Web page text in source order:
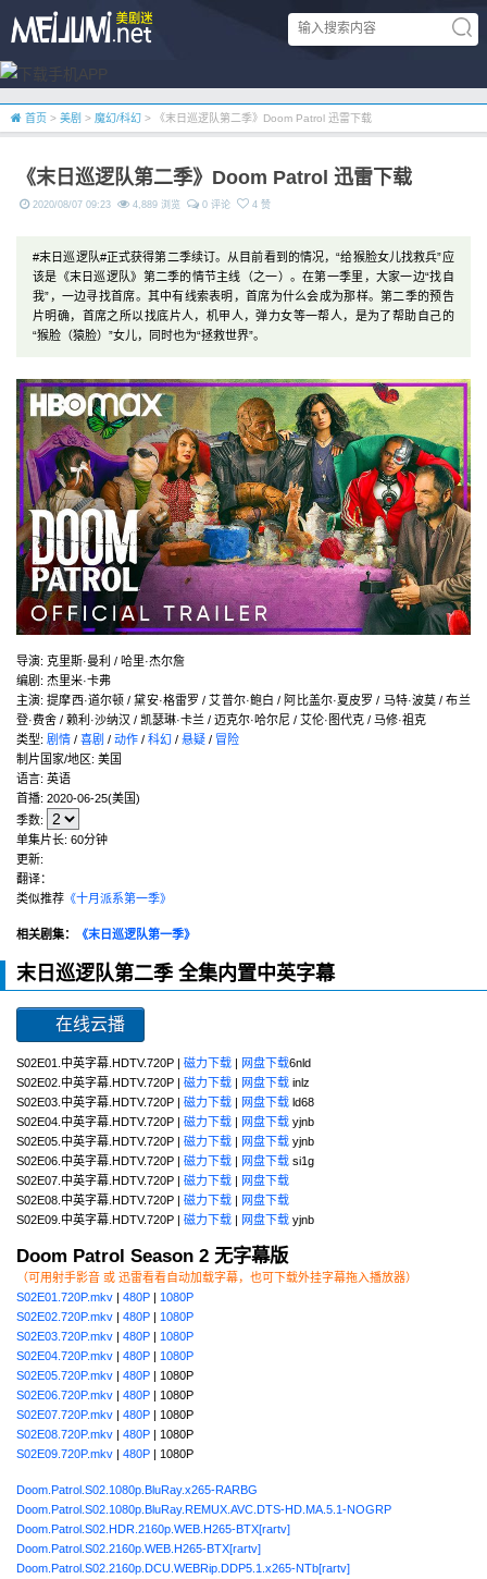
首页 > 美剧 > 魔幻/科幻 > 《末日巡逻队第二季》Doom Patrol 迅雷下载
《末日巡逻队第二季》Doom Patrol 迅雷下载
2020/08/07 09:23 4,889 浏览 0 评论 4 赞
#末日巡逻队#正式获得第二季续订。从目前看到的情况，“给猴脸女儿找救兵”应
该是《末日巡逻队》第二季的情节主线（之一）。在第一季里，大家一边“找自
我”，一边寻找首席。其中有线索表明，首席为什么会成为那样。第二季的预告
片明确，首席之所以找底片人，机甲人，弹力女等一帮人，是为了帮助自己的
“猴脸（猿脸）”女儿，同时也为“拯救世界”。
导演: 克里斯·曼利 / 哈里·杰尔詹
编剧 : 杰里米·卡弗
主演:提摩西·道尔顿 / 黛安·格雷罗 / 艾普尔·鲍白 / 阿比盖尔·夏皮罗 / 马特·波莫 / 布兰
登·费舍 / 赖利·沙纳汉 / 凯瑟琳·卡兰 / 迈克尔·哈尔尼 / 艾伦·图代克 / 马修·祖克
类型: 剧情 / 喜剧 / 动作 / 科幻 / 悬疑 / 冒险
制片国家/地区: 美国
语言: 英语
首播: 2020-06-25(美国)
季数:
单集片长: 60分钟
更新:
翻译：
类似推荐 《十月派系第一季》
相关剧集： 《末日巡逻队第一季》
末日巡逻队第二季 全集内置中英字幕
在线云播
S02E01.中英字幕.HDTV.720P | 磁力下载 | 网盘下载6nld
S02E02.中英字幕.HDTV.720P | 磁力下载 | 网盘下载 inlz
S02E03.中英字幕.HDTV.720P | 磁力下载 | 网盘下载 ld68
S02E04.中英字幕.HDTV.720P | 磁力下载 | 网盘下载 yjnb
S02E05.中英字幕.HDTV.720P | 磁力下载 | 网盘下载 yjnb
S02E06.中英字幕.HDTV.720P | 磁力下载 | 网盘下载 si1g
S02E07.中英字幕.HDTV.720P | 磁力下载 | 网盘下载
S02E08.中英字幕.HDTV.720P | 磁力下载 | 网盘下载
S02E09.中英字幕.HDTV.720P | 磁力下载 | 网盘下载 yjnb
Doom Patrol Season 2 无字幕版
（可用射手影音 或 迅雷看看自动加载字幕，也可下载外挂字幕拖入播放器）
S02E01.720P.mkv | 480P | 1080P
S02E02.720P.mkv | 480P | 1080P
S02E03.720P.mkv | 480P | 1080P
S02E04.720P.mkv | 480P | 1080P
S02E05.720P.mkv | 480P | 1080P
S02E06.720P.mkv | 480P | 1080P
S02E07.720P.mkv | 480P | 1080P
S02E08.720P.mkv | 480P | 1080P
S02E09.720P.mkv | 480P | 1080P
Doom.Patrol.S02.1080p.BluRay.x265-RARBG
Doom.Patrol.S02.1080p.BluRay.REMUX.AVC.DTS-HD.MA.5.1-NOGRP
Doom.Patrol.S02.HDR.2160p.WEB.H265-BTX[rartv]
Doom.Patrol.S02.2160p.WEB.H265-BTX[rartv]
Doom.Patrol.S02.2160p.DCU.WEBRip.DDP5.1.x265-NTb[rartv]